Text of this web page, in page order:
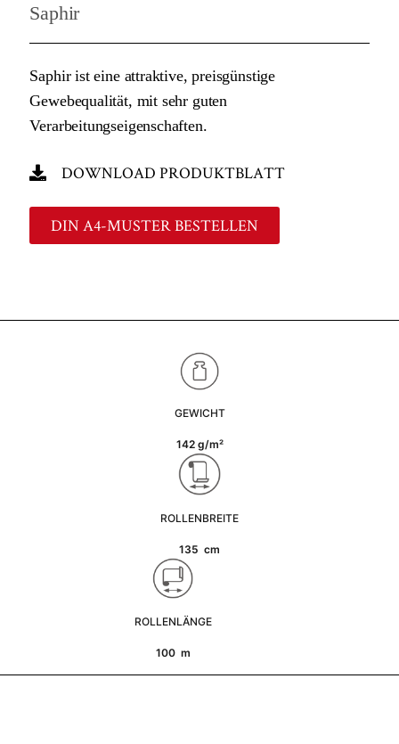
Saphir
Saphir ist eine attraktive, preisgünstige
Gewebequalität, mit sehr guten
Verarbeitungseigenschaften.
DOWNLOAD PRODUKTBLATT
DIN A4-MUSTER BESTELLEN
GEWICHT
142 g/m²
ROLLENBREITE
135 cm
ROLLENLÄNGE
100 m